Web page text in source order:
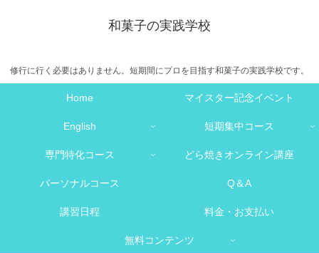
和菓子の実践学校
修行に行く必要はありません。短期間にプロを目指す和菓子の実践学校です。
Home マイスター記念イベント
English 短期集中コース
専門特化コース どら焼きオンライン講座
パーソナルコース Q＆A
講習日程 料金・お支払い
無料コンテンツ